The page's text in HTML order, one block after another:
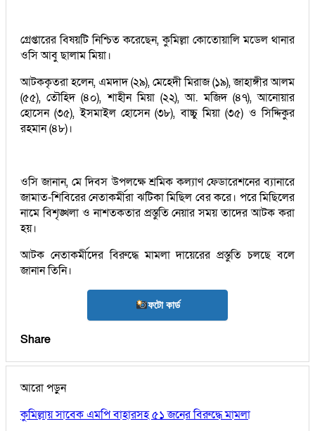
গ্রেপ্তারের বিষয়টি নিশ্চিত করেছেন, কুমিল্লা কোতোয়ালি মডেল থানার
ওসি আবু ছালাম মিয়া।
আটককৃতরা হলেন, এমদাদ (২৯), মেহেদী মিরাজ (১৯), জাহাঙ্গীর আলম
(৫৫), তৌহিদ (৪০), শাহীন মিয়া (২২), আ. মজিদ (৪৭), আনোয়ার
হোসেন (৩৫), ইসমাইল হোসেন (৩৮), বাচ্চু মিয়া (৩৫) ও সিদ্দিকুর
রহমান (৪৮)।
ওসি জানান, মে দিবস উপলক্ষে শ্রমিক কল্যাণ ফেডারেশনের ব্যানারে
জামাত-শিবিরের নেতাকর্মীরা ঝটিকা মিছিল বের করে। পরে মিছিলের
নামে বিশৃঙ্খলা ও নাশতকতার প্রস্তুতি নেয়ার সময় তাদের আটক করা
হয়।
আটক নেতাকর্মীদের বিরুদ্ধে মামলা দায়েরের প্রস্তুতি চলছে বলে
জানান তিনি।
ফটো কার্ড
Share
আরো পড়ুন
কুমিল্লায় সাবেক এমপি বাহারসহ ৫১ জনের বিরুদ্ধে মামলা